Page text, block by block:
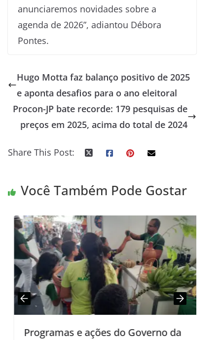
anunciaremos novidades sobre a
agenda de 2026”, adiantou Débora
Pontes.
Hugo Motta faz balanço positivo de 2025
e aponta desafios para o ano eleitoral
Procon-JP bate recorde: 179 pesquisas de
preços em 2025, acima do total de 2024
Share This Post:
Você Também Pode Gostar
Programas e ações do Governo da